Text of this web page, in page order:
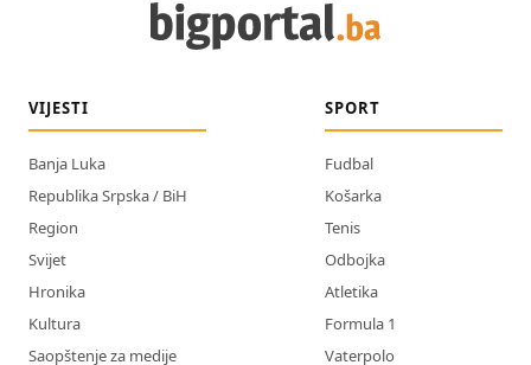
VIJESTI
Banja Luka
Republika Srpska / BiH
Region
Svijet
Hronika
Kultura
Saopštenje za medije
SPORT
Fudbal
Košarka
Tenis
Odbojka
Atletika
Formula 1
Vaterpolo